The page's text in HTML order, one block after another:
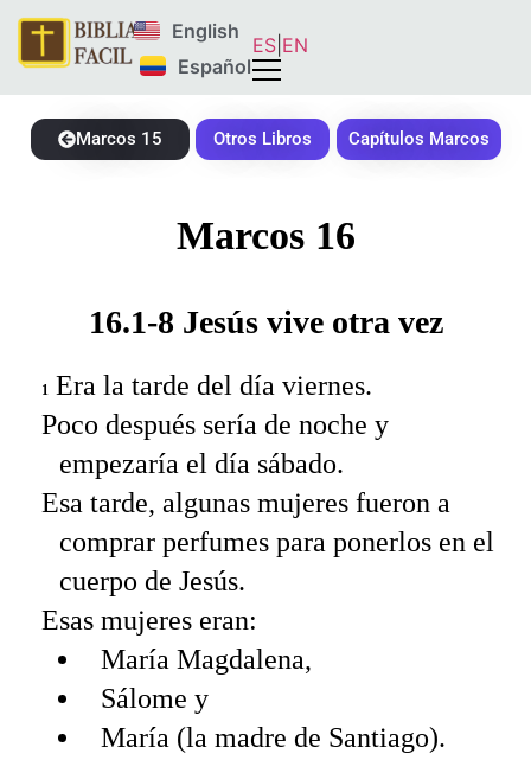
English
Español
ES EN
Marcos 15 Otros Libros Capítulos Marcos
Marcos 16
16.1-8 Jesús vive otra vez
1 Era la tarde del día viernes.
Poco después sería de noche y
empezaría el día sábado.
Esa tarde, algunas mujeres fueron a
comprar perfumes para ponerlos en el
cuerpo de Jesús.
Esas mujeres eran:
María Magdalena,
Sálome y
María (la madre de Santiago).